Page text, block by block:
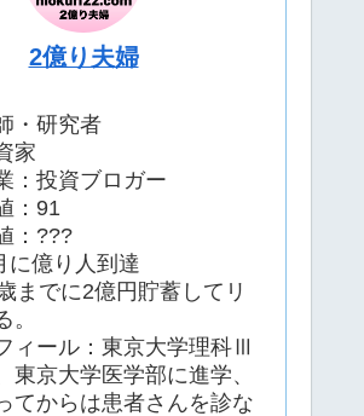
2億り夫婦
・研究者
家
：投資ブロガー
：91
：???
に億り人到達
までに2億円貯蓄してリ
。
ィール：東京大学理科Ⅲ
東京大学医学部に進学、
てからは患者さんを診な